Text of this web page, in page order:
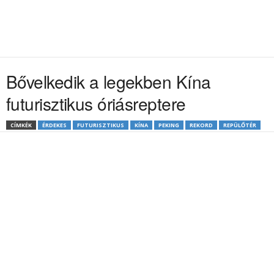
Bővelkedik a legekben Kína
futurisztikus óriásreptere
CÍMKÉK ÉRDEKES FUTURISZTIKUS KÍNA PEKING REKORD REPÜLŐTÉR